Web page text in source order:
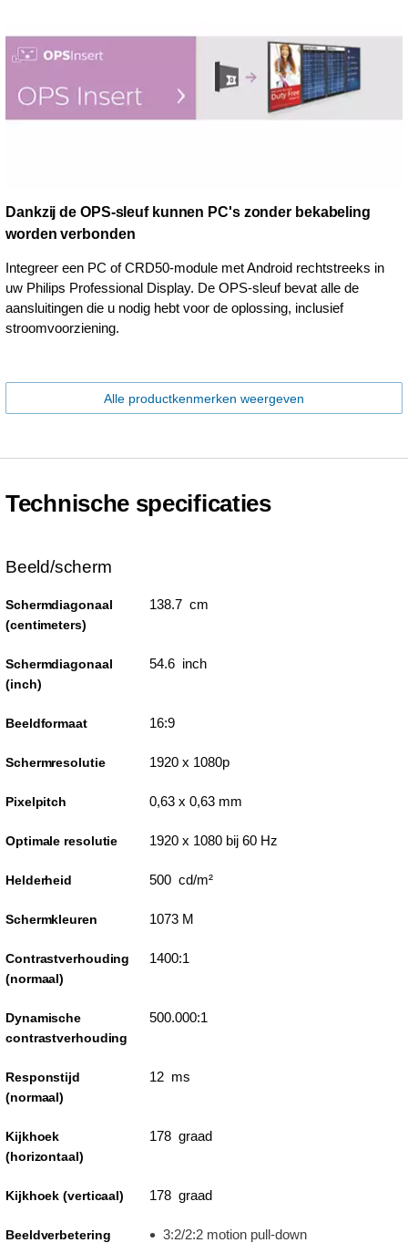
Dankzij de OPS-sleuf kunnen PC's zonder bekabeling
worden verbonden
Integreer een PC of CRD50-module met Android rechtstreeks in
uw Philips Professional Display. De OPS-sleuf bevat alle de
aansluitingen die u nodig hebt voor de oplossing, inclusief
stroomvoorziening.
Alle productkenmerken weergeven
Technische specificaties
Beeld/scherm
Schermdiagonaal
(centimeters)
138.7 cm
Schermdiagonaal
(inch)
54.6 inch
Beeldformaat 16:9
Schermresolutie 1920 x 1080p
Pixelpitch 0,63 x 0,63 mm
Optimale resolutie 1920 x 1080 bij 60 Hz
Helderheid 500 cd/m²
Schermkleuren 1073 M
Contrastverhouding
(normaal)
1400:1
Dynamische
contrastverhouding
500.000:1
Responstijd
(normaal)
12 ms
Kijkhoek
(horizontaal)
178 graad
Kijkhoek (verticaal) 178 graad
Beeldverbetering 3:2/2:2 motion pull-down